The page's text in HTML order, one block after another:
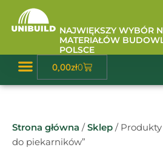
Przejdź
NAJWIĘKSZY WYBÓR
MATERIAŁÓW
POLSCE
0,00zł0
Wózek
Strona główna /Sklep /
do piekarników”